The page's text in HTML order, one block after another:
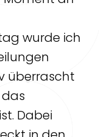
wurde ich
überrascht
Dabei